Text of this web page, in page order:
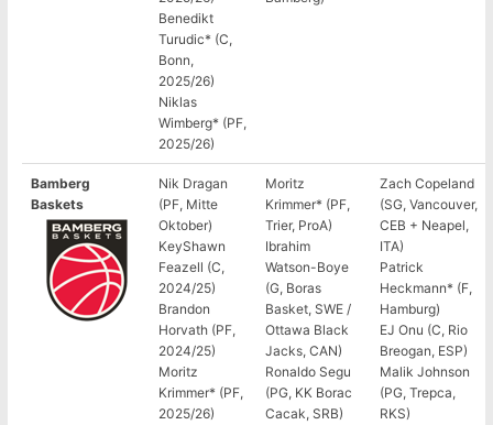
Benedikt
Turudic* (C,
Bonn,
2025/26)
Niklas
Wimberg* (PF,
2025/26)
Bamberg
Baskets
Nik Dragan
(PF, Mitte
Oktober)
KeyShawn
Feazell (C,
2024/25)
Brandon
Horvath (PF,
2024/25)
Moritz
Krimmer* (PF,
2025/26)
Moritz
Krimmer* (PF,
Trier, ProA)
Ibrahim
Watson-Boye
(G, Boras
Basket, SWE /
Ottawa Black
Jacks, CAN)
Ronaldo Segu
(PG, KK Borac
Cacak, SRB)
Zach Copeland
(SG, Vancouver,
CEB + Neapel,
ITA)
Patrick
Heckmann* (F,
Hamburg)
EJ Onu (C, Rio
Breogan, ESP)
Malik Johnson
(PG, Trepca,
RKS)